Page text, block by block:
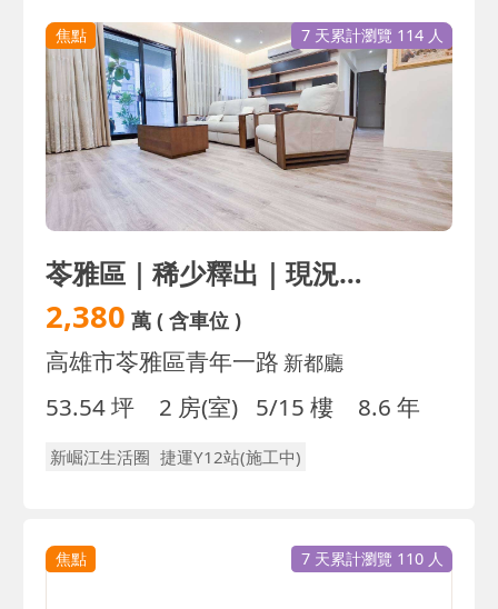
焦點 7 天累計瀏覽 114 人
苓雅區｜稀少釋出｜現況改大兩房+平車｜雙衛浴開窗
2,380 萬( 含車位 )
高雄市苓雅區青年一路 新都廳
53.54 坪 2 房(室) 5/15 樓 8.6 年
新崛江生活圈 捷運Y12站(施工中)
焦點 7 天累計瀏覽 110 人